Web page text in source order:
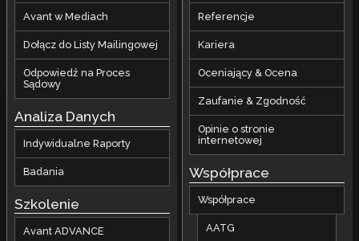
Avant w Mediach
Dołącz do Listy Mailingowej
Odpowiedź na Proces
Sądowy
Analiza Danych
Indywidualne Raporty
Badania
Szkolenie
Avant ADVANCE
Referencje
Kariera
Oceniający & Ocena
Zaufanie & Zgodność
Opinie o stronie
internetowej
Współprace
Współprace
AATG